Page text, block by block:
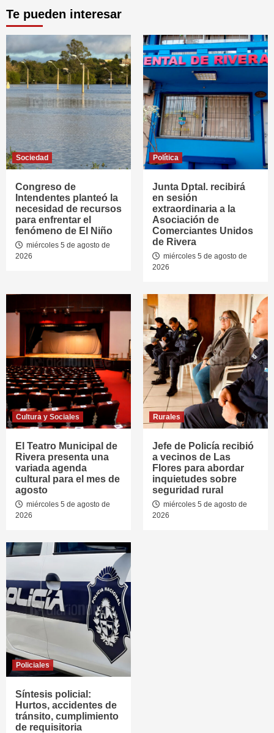
Te pueden interesar
Sociedad
Congreso de
Intendentes planteó la
necesidad de recursos
para enfrentar el
fenómeno de El Niño
miércoles 5 de agosto de
2026
Política
Junta Dptal. recibirá
en sesión
extraordinaria a la
Asociación de
Comerciantes Unidos
de Rivera
miércoles 5 de agosto de
2026
Cultura y Sociales
El Teatro Municipal de
Rivera presenta una
variada agenda
cultural para el mes de
agosto
miércoles 5 de agosto de
2026
Rurales
Jefe de Policía recibió
a vecinos de Las
Flores para abordar
inquietudes sobre
seguridad rural
miércoles 5 de agosto de
2026
Policiales
Síntesis policial:
Hurtos, accidentes de
tránsito, cumplimiento
de requisitoria